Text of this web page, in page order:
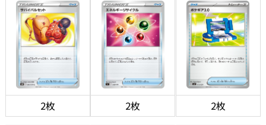
2枚 2枚 2枚